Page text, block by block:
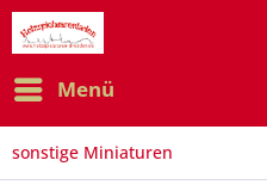
Menü
sonstige Miniaturen